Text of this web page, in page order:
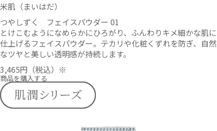
米肌（まいはだ）
つやしずく フェイスパウダー 01
とけこむようになめらかにひろがり、ふんわりキメ細かな肌に
仕上げるフェイスパウダー。テカリや化粧くずれを防ぎ、自然
なツヤと美しい透明感が持続します。
3,465円 （税込）※
商品を購入する